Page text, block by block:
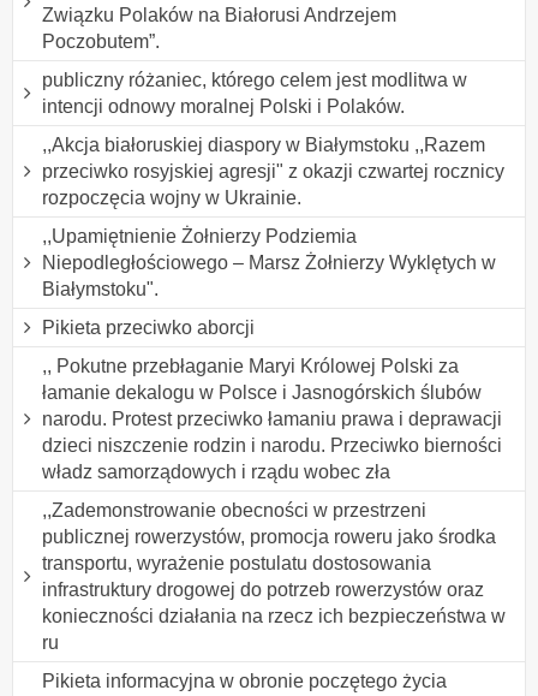
Związku Polaków na Białorusi Andrzejem
Poczobutem”.
publiczny różaniec, którego celem jest modlitwa w
intencji odnowy moralnej Polski i Polaków.
,,Akcja białoruskiej diaspory w Białymstoku ,,Razem
przeciwko rosyjskiej agresji" z okazji czwartej rocznicy
rozpoczęcia wojny w Ukrainie.
,,Upamiętnienie Żołnierzy Podziemia
Niepodległościowego – Marsz Żołnierzy Wyklętych w
Białymstoku".
Pikieta przeciwko aborcji
,, Pokutne przebłaganie Maryi Królowej Polski za
łamanie dekalogu w Polsce i Jasnogórskich ślubów
narodu. Protest przeciwko łamaniu prawa i deprawacji
dzieci niszczenie rodzin i narodu. Przeciwko bierności
władz samorządowych i rządu wobec zła
,,Zademonstrowanie obecności w przestrzeni
publicznej rowerzystów, promocja roweru jako środka
transportu, wyrażenie postulatu dostosowania
infrastruktury drogowej do potrzeb rowerzystów oraz
konieczności działania na rzecz ich bezpieczeństwa w
ru
Pikieta informacyjna w obronie poczętego życia